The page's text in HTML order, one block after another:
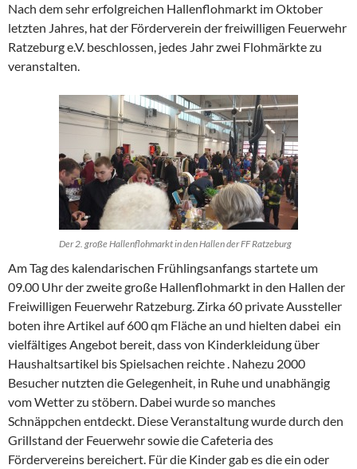
Nach dem sehr erfolgreichen Hallenflohmarkt im Oktober
letzten Jahres, hat der Förderverein der freiwilligen Feuerwehr
Ratzeburg e.V. beschlossen, jedes Jahr zwei Flohmärkte zu
veranstalten.
Der 2. große Hallenflohmarkt in den Hallen der FF Ratzeburg
Am Tag des kalendarischen Frühlingsanfangs startete um
09.00 Uhr der zweite große Hallenflohmarkt in den Hallen der
Freiwilligen Feuerwehr Ratzeburg. Zirka 60 private Aussteller
boten ihre Artikel auf 600 qm Fläche an und hielten dabei ein
vielfältiges Angebot bereit, dass von Kinderkleidung über
Haushaltsartikel bis Spielsachen reichte . Nahezu 2000
Besucher nutzten die Gelegenheit, in Ruhe und unabhängig
vom Wetter zu stöbern. Dabei wurde so manches
Schnäppchen entdeckt. Diese Veranstaltung wurde durch den
Grillstand der Feuerwehr sowie die Cafeteria des
Fördervereins bereichert. Für die Kinder gab es die ein oder